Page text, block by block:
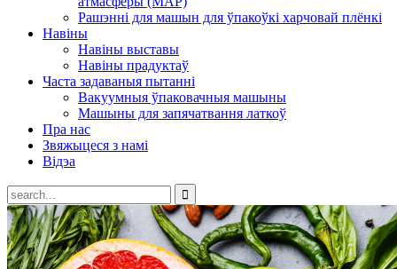
Рашэнні для машын для ўпакоўкі харчовай плёнкі
Навіны
Навіны выставы
Навіны прадуктаў
Часта задаваныя пытанні
Вакуумныя ўпаковачныя машыны
Машыны для запячатвання латкоў
Пра нас
Звяжыцеся з намі
Відэа